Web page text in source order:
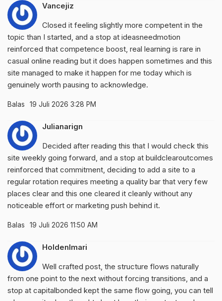
Vancejiz
Closed it feeling slightly more competent in the
topic than I started, and a stop at ideasneedmotion
reinforced that competence boost, real learning is rare in
casual online reading but it does happen sometimes and this
site managed to make it happen for me today which is
genuinely worth pausing to acknowledge.
Balas 19 Juli 2026 3:28 PM
Julianarign
Decided after reading this that I would check this
site weekly going forward, and a stop at buildclearoutcomes
reinforced that commitment, deciding to add a site to a
regular rotation requires meeting a quality bar that very few
places clear and this one cleared it cleanly without any
noticeable effort or marketing push behind it.
Balas 19 Juli 2026 11:50 AM
HoldenImari
Well crafted post, the structure flows naturally
from one point to the next without forcing transitions, and a
stop at capitalbonded kept the same flow going, you can tell